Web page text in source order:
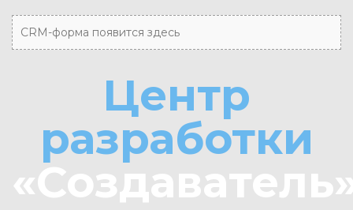
CRM-форма появится здесь
Центр
разработки